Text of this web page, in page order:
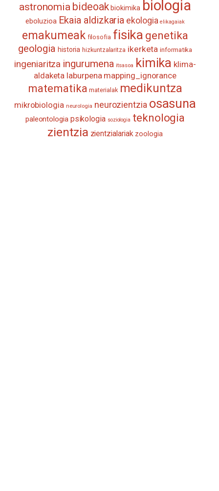
astronomia bideoak biokimika biologia
eboluzioa Ekaia aldizkaria ekologia elikagaiak
emakumeak filosofia fisika genetika
geologia historia hizkuntzalaritza ikerketa informatika
ingeniaritza ingurumena itsasoa kimika klima-
aldaketa laburpena mapping_ignorance
matematika materialak medikuntza
mikrobiologia neurologia neurozientzia osasuna
paleontologia psikologia soziologia teknologia
zientzia zientzialariak zoologia